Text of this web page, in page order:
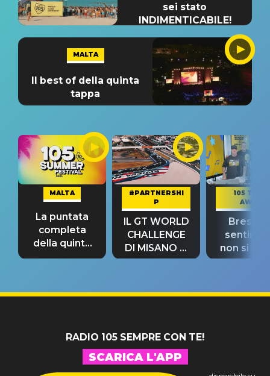
sei stato
INDIMENTICABILE!
MALTA
Il best of della quinta
tappa
MALTA
La puntata
completa
della quinta
tappa
#PARTNERSHI
P
IL GT WORLD
CHALLENGE
DI MISANO si
riconferma
105 TAKE
AWAY
Bresh:
non si
fino alla
RADIO 105 SEMPRE CON TE!
SCARICA L'APP